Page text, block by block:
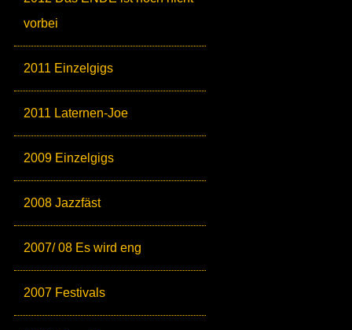
vorbei
2011 Einzelgigs
2011 Laternen-Joe
2009 Einzelgigs
2008 Jazzfäst
2007/ 08 Es wird eng
2007 Festivals